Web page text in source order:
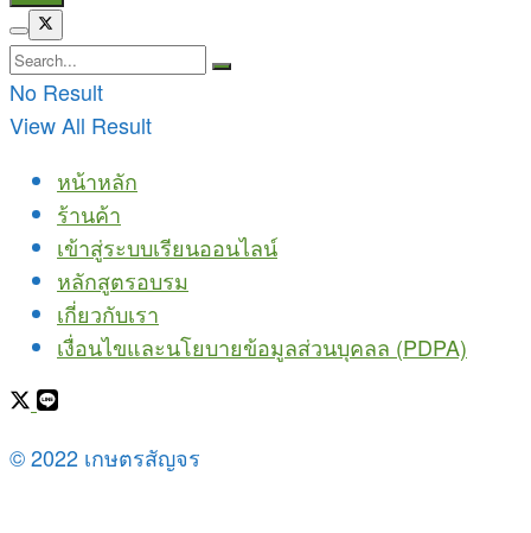
No Result
View All Result
หน้าหลัก
ร้านค้า
เข้าสู่ระบบเรียนออนไลน์
หลักสูตรอบรม
เกี่ยวกับเรา
เงื่อนไขและนโยบายข้อมูลส่วนบุคลล (PDPA)
© 2022 เกษตรสัญจร